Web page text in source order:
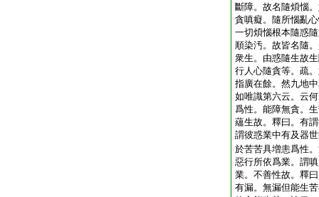
斷障。故名隨煩惱
貪嗔癡。隨所惱亂
一切煩惱根本隨惑
順染汚。故皆名隨
衆生。由惑隨生故
行人心隨貪等。疏
指廣在餘。然九地
如唯識第六云。云
爲性。能障無貪。
蘊生故。釋曰。有
謂彼惑業中有及器
於苦苦具増恚爲性
惡行所依爲業。謂
業。不善性故。釋
有漏。無漏但能生